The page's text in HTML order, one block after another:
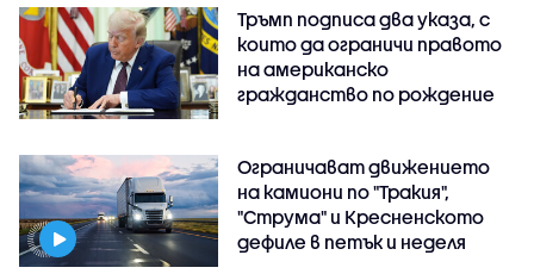
Тръмп подписа два указа, с
които да ограничи правото
на американско
гражданство по рождение
Ограничават движението
на камиони по "Тракия",
"Струма" и Кресненското
дефиле в петък и неделя